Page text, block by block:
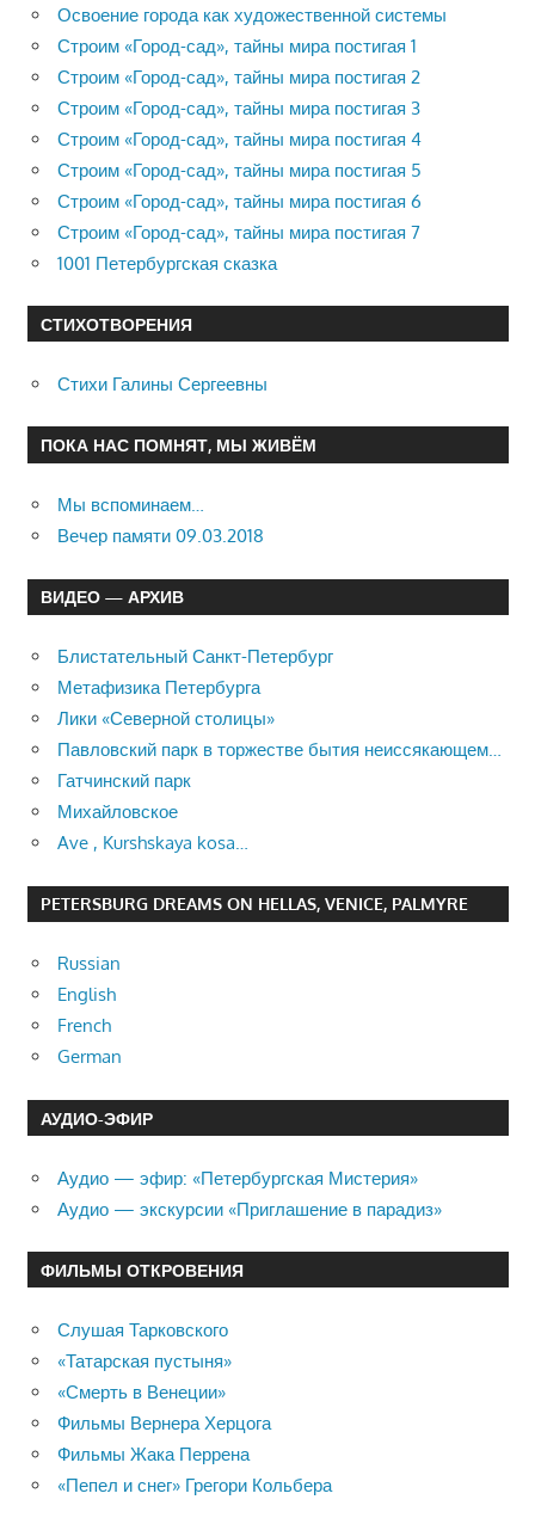
Освоение города как художественной системы
Строим «Город-сад», тайны мира постигая 1
Строим «Город-сад», тайны мира постигая 2
Строим «Город-сад», тайны мира постигая 3
Строим «Город-сад», тайны мира постигая 4
Строим «Город-сад», тайны мира постигая 5
Строим «Город-сад», тайны мира постигая 6
Строим «Город-сад», тайны мира постигая 7
1001 Петербургская сказка
СТИХОТВОРЕНИЯ
Стихи Галины Сергеевны
ПОКА НАС ПОМНЯТ, МЫ ЖИВЁМ
Мы вспоминаем…
Вечер памяти 09.03.2018
ВИДЕО — АРХИВ
Блистательный Санкт-Петербург
Метафизика Петербурга
Лики «Северной столицы»
Павловский парк в торжестве бытия неиссякающем…
Гатчинский парк
Михайловское
Ave , Kurshskaya kosa…
PETERSBURG DREAMS ON HELLAS, VENICE, PALMYRE
Russian
English
French
German
АУДИО-ЭФИР
Аудио — эфир: «Петербургская Мистерия»
Аудио — экскурсии «Приглашение в парадиз»
ФИЛЬМЫ ОТКРОВЕНИЯ
Слушая Тарковского
«Татарская пустыня»
«Смерть в Венеции»
Фильмы Вернера Херцога
Фильмы Жака Перрена
«Пепел и снег» Грегори Кольбера